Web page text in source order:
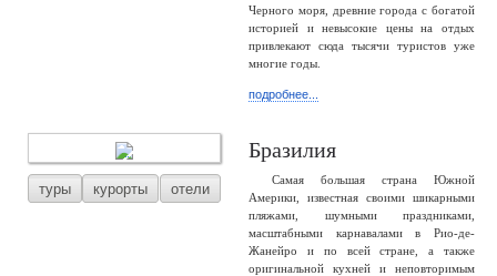
Черного моря, древние города с богатой
историей и невысокие цены на отдых
привлекают сюда тысячи туристов уже
многие годы.
подробнее...
туры курорты отели
Бразилия
Самая большая страна Южной
Америки, известная своими шикарными
пляжами, шумными праздниками,
масштабными карнавалами в Рио-де-
Жанейро и по всей стране, а также
оригинальной кухней и неповторимым